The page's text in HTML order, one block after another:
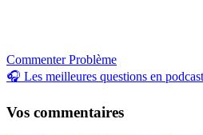
CommenterProblème
🎧 Les meilleures questions en
Vos commentaires